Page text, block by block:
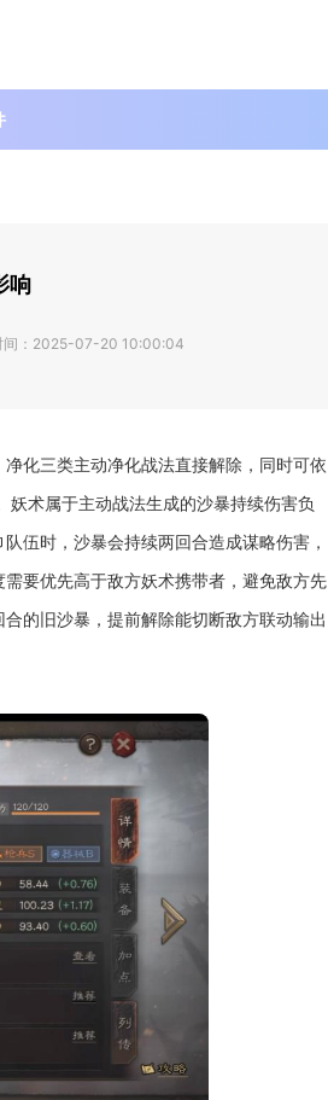
响
： 2025-07-20 10:00:04
化三类主动净化战法直接解除，同时可依
术属于主动战法生成的沙暴持续伤害负
伍时，沙暴会持续两回合造成谋略伤害，
要优先高于敌方妖术携带者，避免敌方先
的旧沙暴，提前解除能切断敌方联动输出